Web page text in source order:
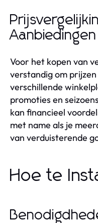
Aanbiedingen
Voor het kopen van
verstandig om
verschillende
promoties en
kan financieel
met name als je
van verduisterende
Hoe te